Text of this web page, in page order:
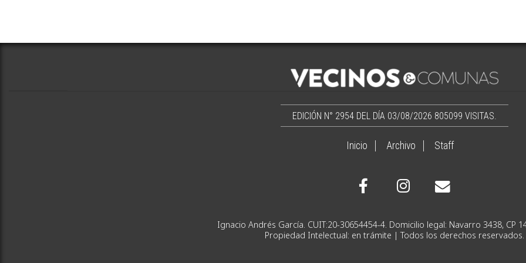
EDICIÓN N° 2954 DEL DÍA 03/08/2026 805099 VISITAS.
Inicio Archivo Staff
Ignacio Andrés García. CUIT:20-30654454-4. Domicilio
Propiedad Intelectual: en trámite | Todos los derechos reservados.